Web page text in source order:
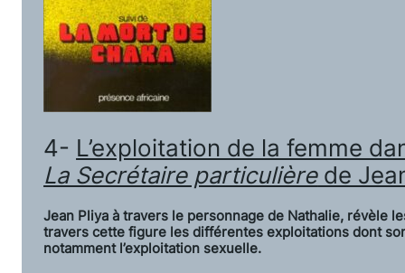
4- L’exploitation de la femme
La Secrétaire particulièrede
Jean Pliya à travers le personnage de Nathalie, révèle
travers cette figure les différentes exploitations dont
notamment l’exploitation sexuelle.